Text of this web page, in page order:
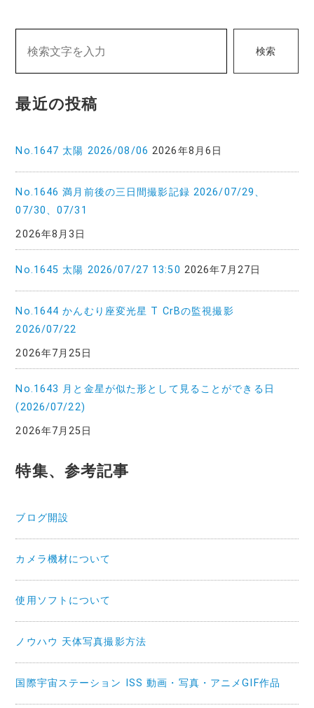
検索
最近の投稿
No.1647 太陽 2026/08/06 2026年8月6日
No.1646 満月前後の三日間撮影記録 2026/07/29、
07/30、07/31
2026年8月3日
No.1645 太陽 2026/07/27 13:50 2026年7月27日
No.1644 かんむり座変光星 T CrBの監視撮影
2026/07/22
2026年7月25日
No.1643 月と金星が似た形として見ることができる日
(2026/07/22)
2026年7月25日
特集、参考記事
ブログ開設
カメラ機材について
使用ソフトについて
ノウハウ 天体写真撮影方法
国際宇宙ステーション ISS 動画・写真・アニメGIF作品